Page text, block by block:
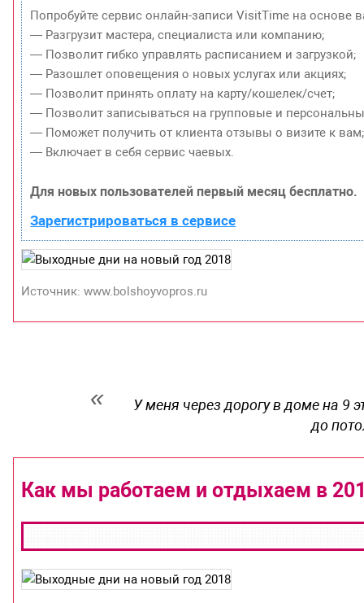
Попробуйте сервис онлайн-записи VisitTime на основе
— Разгрузит мастера, специалиста или компанию;
— Позволит гибко управлять расписанием и загрузкой;
— Разошлет оповещения о новых услугах или акциях;
— Позволит принять оплату на карту/кошелек/счет;
— Позволит записываться на групповые и
— Поможет получить от клиента отзывы о визите к вам;
— Включает в себя сервис чаевых.
Для новых пользователей первый месяц бесплатно.
Зарегистрироваться в сервисе
Источник: www.bolshoyvopros.ru
У меня через дорогу в доме на 9
до
Как мы работаем и отдыхаем в